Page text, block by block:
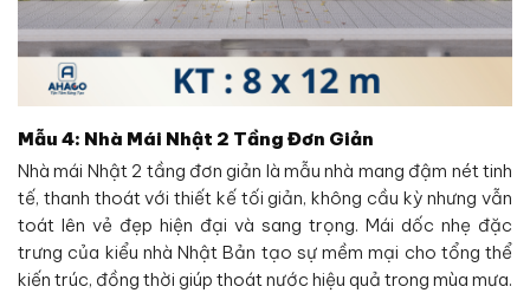
Mẫu 4: Nhà Mái Nhật 2 Tầng Đơn Giản
Nhà mái Nhật 2 tầng đơn giản là mẫu nhà mang đậm nét tinh
tế, thanh thoát với thiết kế tối giản, không cầu kỳ nhưng vẫn
toát lên vẻ đẹp hiện đại và sang trọng. Mái dốc nhẹ đặc
trưng của kiểu nhà Nhật Bản tạo sự mềm mại cho tổng thể
kiến trúc, đồng thời giúp thoát nước hiệu quả trong mùa mưa.